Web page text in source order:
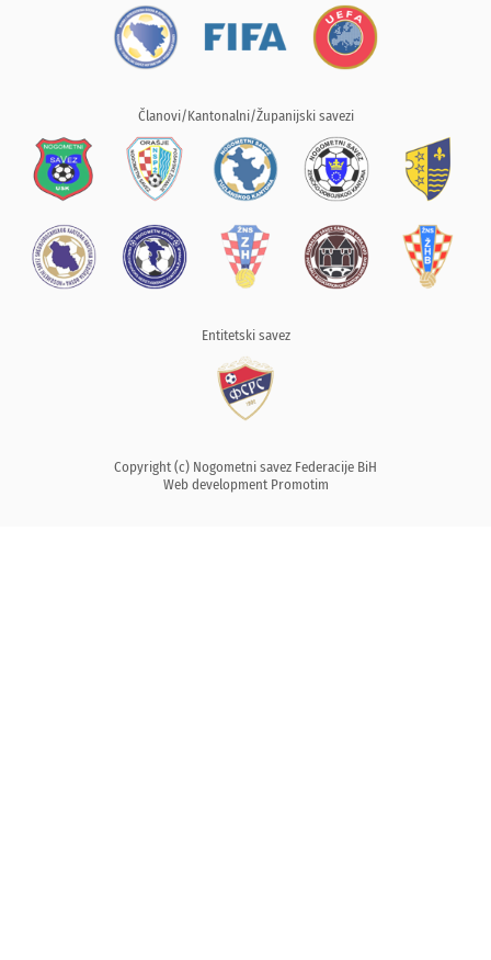
Članovi/Kantonalni/Županijski savezi
Entitetski savez
Copyright (c) Nogometni savez Federacije BiH
Web development Promotim